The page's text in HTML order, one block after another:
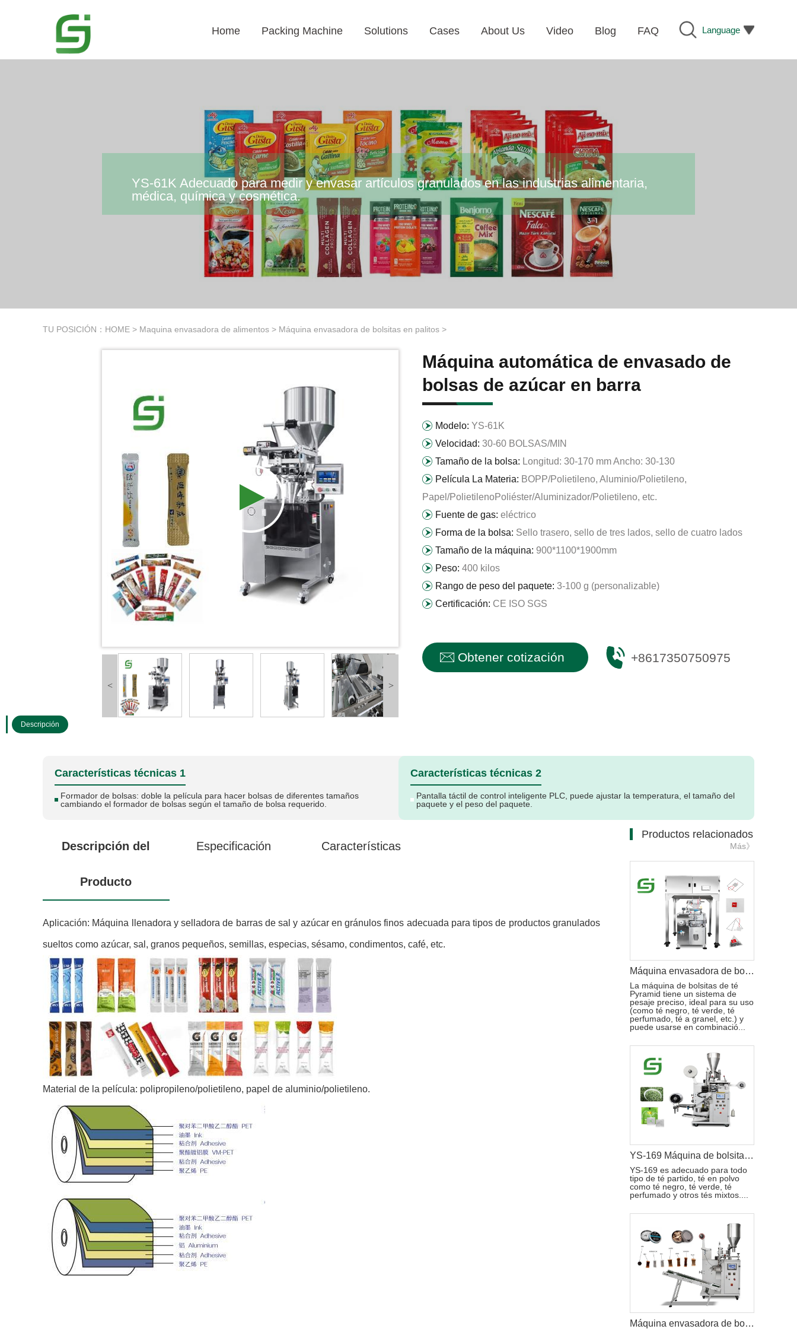
Descripción
Language
Home Packing Machine Solutions Cases About Us Video Blog FAQ
YS-61K Adecuado para medir y envasar artículos granulados en las industrias alimentaria,
médica, química y cosmética.
TU POSICIÓN： HOME > Maquina envasadora de alimentos > Máquina envasadora de bolsitas en palitos >
< >
Máquina automática de envasado de
bolsas de azúcar en barra
Modelo: YS-61K
Velocidad: 30-60 BOLSAS/MIN
Tamaño de la bolsa: Longitud: 30-170 mm Ancho: 30-130
Película La Materia: BOPP/Polietileno, Aluminio/Polietileno,
Papel/PolietilenoPoliéster/Aluminizador/Polietileno, etc.
Fuente de gas: eléctrico
Forma de la bolsa: Sello trasero, sello de tres lados, sello de cuatro lados
Tamaño de la máquina: 900*1100*1900mm
Peso: 400 kilos
Rango de peso del paquete: 3-100 g (personalizable)
Certificación: CE ISO SGS
Obtener cotización +8617350750975
Características técnicas 1
Formador de bolsas: doble la película para hacer bolsas de diferentes tamaños
cambiando el formador de bolsas según el tamaño de bolsa requerido.
Características técnicas 2
Pantalla táctil de control inteligente PLC, puede ajustar la temperatura, el tamaño del
paquete y el peso del paquete.
Descripción del
Producto
Especificación Características
Aplicación: Máquina llenadora y selladora de barras de sal y azúcar en gránulos finos adecuada para tipos de productos granulados
sueltos como azúcar, sal, granos pequeños, semillas, especias, sésamo, condimentos, café, etc.
Material de la película: polipropileno/polietileno, papel de aluminio/polietileno.
Productos relacionados
Más》
Máquina envasadora de bolsas de té piramidal YS-ZF90
La máquina de bolsitas de té
Pyramid tiene un sistema de
pesaje preciso, ideal para su uso
(como té negro, té verde, té
perfumado, té a granel, etc.) y
puede usarse en combinació...
YS-169 Máquina de bolsitas de té para bolsas interiores y exteriores totalmente automática
YS-169 es adecuado para todo
tipo de té partido, té en polvo
como té negro, té verde, té
perfumado y otros tés mixtos....
Máquina envasadora de bolsitas de té Snus YS-40